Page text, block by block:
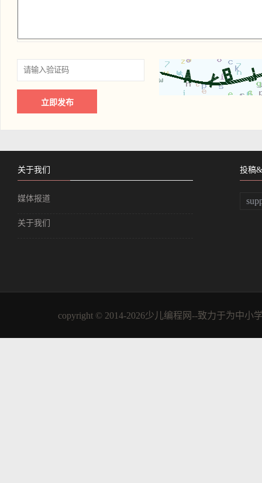
关于我们
媒体报道
关于我们
投稿
copyright © 2014-2026少儿编程网--致力于为中